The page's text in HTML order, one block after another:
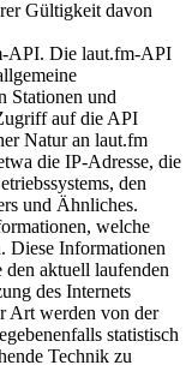
Gültigkeit davon
API. Die laut.fm-API
Stationen und
auf die API
Natur an laut.fm
die IP-Adresse, die
den
und Ähnliches.
welche
Diese Informationen
aktuell laufenden
des Internets
Art werden von der
statistisch
Technik zu